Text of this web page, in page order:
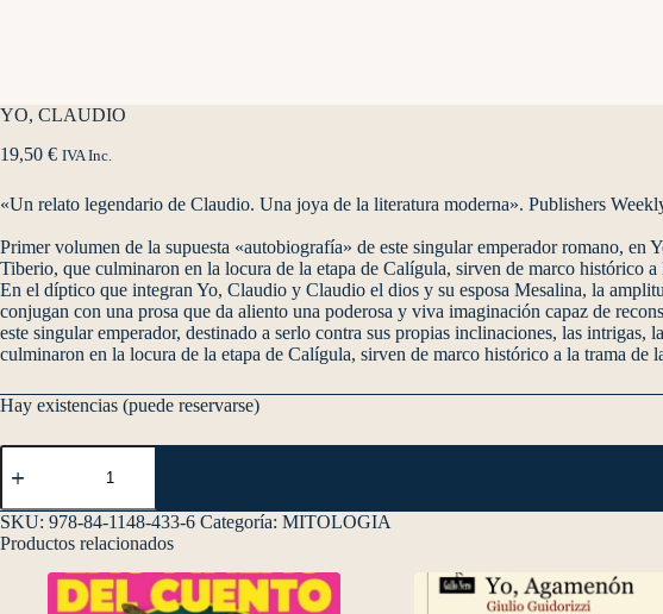
YO, CLAUDIO
19,50 € IVA Inc.
«Un relato legendario de Claudio. Una joya de la literatura moderna». Publishers
Primer volumen de la supuesta «autobiografía» de este singular emperador romano,
Tiberio, que culminaron en la locura de la etapa de Calígula, sirven de marco histórico
En el díptico que integran Yo, Claudio y Claudio el dios y su esposa Mesalina, la
conjugan con una prosa que da aliento una poderosa y viva imaginación capaz de
este singular emperador, destinado a serlo contra sus propias inclinaciones, las
culminaron en la locura de la etapa de Calígula, sirven de marco histórico a la trama de
Hay existencias (puede reservarse)
SKU: 978-84-1148-433-6 Categoría: MITOLOGIA
Productos relacionados